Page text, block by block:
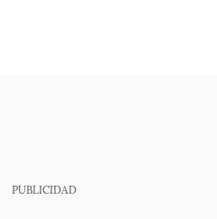
PUBLICIDAD